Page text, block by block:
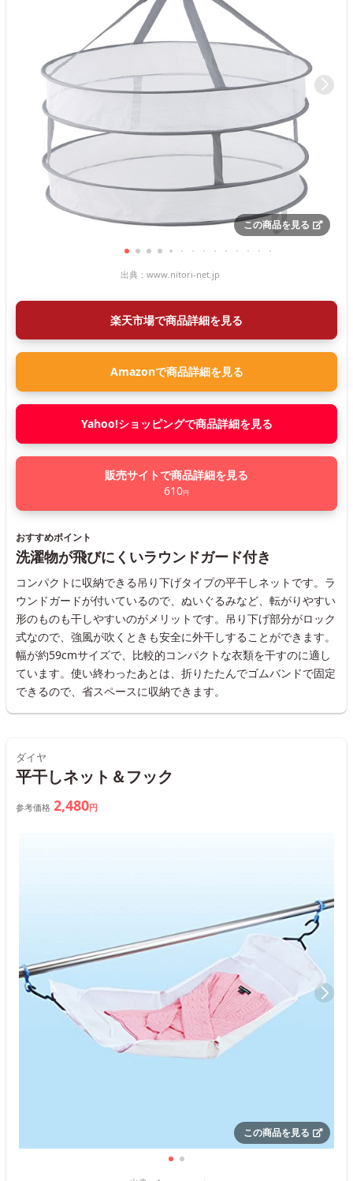
この商品を見る
出典： www.nitori-net.jp
楽天市場で商品詳細を見る
Amazonで商品詳細を見る
Yahoo!ショッピングで商品詳細を見る
販売サイトで商品詳細を見る
610円
おすすめポイント
洗濯物が飛びにくいラウンドガード付き
コンパクトに収納できる吊り下げタイプの平干しネットです。ラ
ウンドガードが付いているので、ぬいぐるみなど、転がりやすい
形のものも干しやすいのがメリットです。吊り下げ部分がロック
式なので、強風が吹くときも安全に外干しすることができます。
幅が約59cmサイズで、比較的コンパクトな衣類を干すのに適し
ています。使い終わったあとは、折りたたんでゴムバンドで固定
できるので、省スペースに収納できます。
ダイヤ
平干しネット＆フック
参考価格 2,480円
この商品を見る